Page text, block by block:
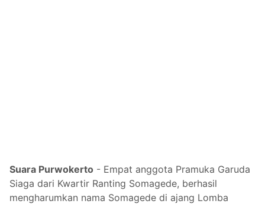
Suara Purwokerto - Empat anggota Pramuka Garuda
Siaga dari Kwartir Ranting Somagede, berhasil
mengharumkan nama Somagede di ajang Lomba